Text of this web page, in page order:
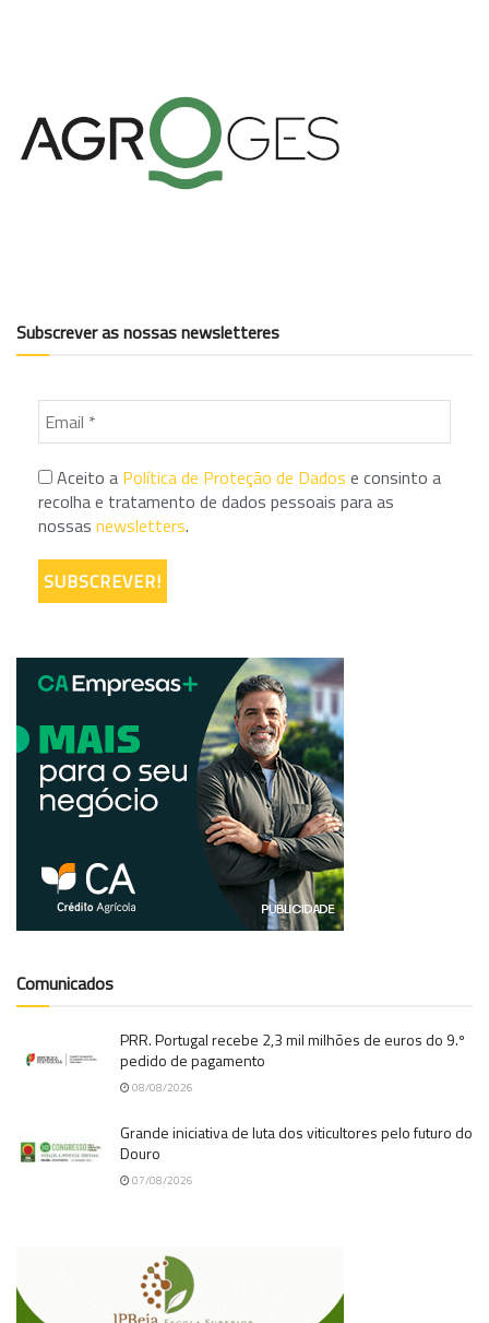
Subscrever as nossas newsletteres
Aceito a Política de Proteção de Dados e consinto a
recolha e tratamento de dados pessoais para as
nossas newsletters.
Comunicados
PRR. Portugal recebe 2,3 mil milhões de euros do 9.º
pedido de pagamento
08/08/2026
Grande iniciativa de luta dos viticultores pelo futuro do
Douro
07/08/2026